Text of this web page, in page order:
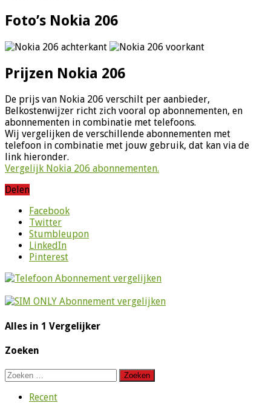
Foto’s Nokia 206
Prijzen Nokia 206
De prijs van Nokia 206 verschilt per aanbieder,
Belkostenwijzer richt zich vooral op abonnementen, en
abonnementen in combinatie met telefoons.
Wij vergelijken de verschillende abonnementen met
telefoon in combinatie met jouw gebruik, dat kan via de
link hieronder.
Vergelijk Nokia 206 abonnementen.
Delen
Facebook
Twitter
Stumbleupon
LinkedIn
Pinterest
Alles in 1 Vergelijker
Zoeken
Zoeken
Recent